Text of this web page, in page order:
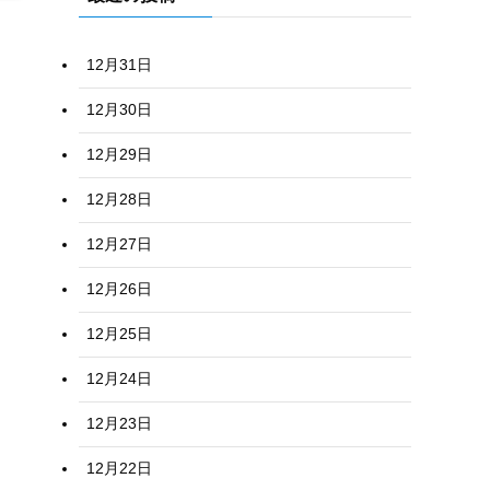
12月31日
12月30日
12月29日
12月28日
12月27日
12月26日
12月25日
12月24日
12月23日
12月22日